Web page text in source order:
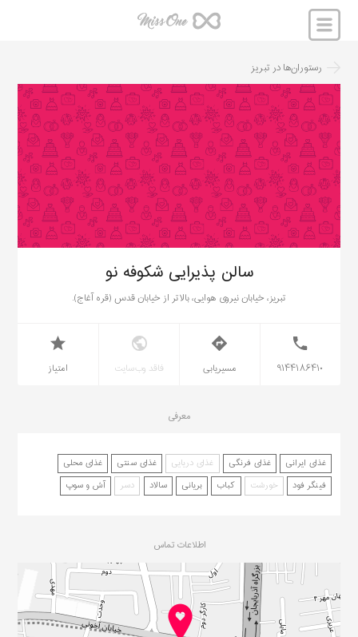
رستوران‌هادرتبریز
سالن پذیرایی شکوفه نو
تبریز، خیابان نیروی هوایی، بالاتر از خیابان قدس (قره آغاج).
۹۱۴۴۱۸۶۴۱۰ مسیریابی فاقد وب‌سایت امتیاز
معرفی
غذای ایرانی غذای فرنگی غذای دریایی غذای سنتی
غذای محلی
فینگر فود
خورشت کباب بریانی سالاد دسر آش و سوپ
اطلاعات تماس